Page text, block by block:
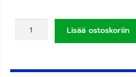
Lisää ostoskoriin